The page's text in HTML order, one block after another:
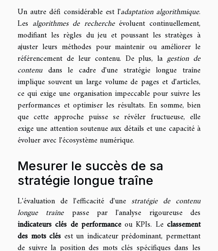
Un autre défi considérable est l'adaptation algorithmique.
Les algorithmes de rechercheévoluent continuellement,
modifiant les règles du jeu et poussant les stratèges à
ajuster leurs méthodes pour maintenir ou améliorer le
référencement de leur contenu. De plus, lagestion de
contenudans le cadre d'une stratégie longue traîne
implique souvent un large volume de pages et d'articles,
ce qui exige une organisation impeccable pour suivre les
performances et optimiser les résultats. En somme, bien
que cette approche puisse se révéler fructueuse, elle
exige une attention soutenue aux détails et une capacité à
évoluer avec l'écosystème numérique.
Mesurer le succès de sa
stratégie longue traîne
L'évaluation de l'efficacité d'une stratégie de contenu
longue traînepasse par l'analyse rigoureuse des
indicateurs clés de performanceou KPIs. Leclassement
des mots clés est un indicateur prédominant, permettant
de suivre la position des mots clés spécifiques dans les